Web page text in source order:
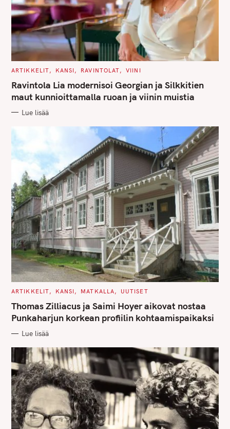
C
T
E
G
O
I
ARTIKKELIT KANSI RAVINTOLAT VIINI
Ravintola Lia modernisoi Georgian ja Silkkitien
maut kunnioittamalla ruoan ja viinin muistia
Lue lisää
C
T
E
G
O
I
S
ARTIKKELIT KANSI MATKALLA UUTISET
Thomas Zilliacus ja Saimi Hoyer aikovat nostaa
Punkaharjun korkean profiilin kohtaamispaikaksi
Lue lisää